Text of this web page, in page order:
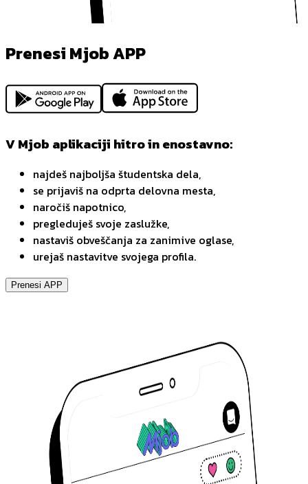
Prenesi Mjob APP
V Mjob aplikaciji hitro in enostavno:
najdeš najboljša študentska dela,
se prijaviš na odprta delovna mesta,
naročiš napotnico,
pregleduješ svoje zaslužke,
nastaviš obveščanja za zanimive oglase,
urejaš nastavitve svojega profila.
Prenesi APP